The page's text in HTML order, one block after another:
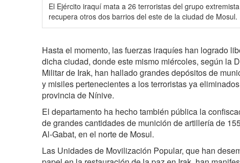
El Ejército iraquí mata a 26 terroristas del grupo
‎recupera otros dos barrios del este de la ciudad de Mosul.‎
Hasta el momento, las fuerzas iraquíes han logrado
dicha ciudad, donde este mismo miércoles, según la
Militar de Irak, han hallado grandes depósitos de
y misiles pertenecientes a los terroristas ya
provincia de Nínive.
El departamento ha hecho también pública la
de grandes cantidades de munición de artillería de
Al-Gabat, en el norte de Mosul.
Las Unidades de Movilización Popular, que han